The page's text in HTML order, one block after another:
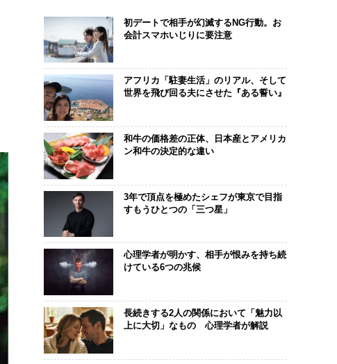
初デートで相手が幻滅するNG行動。お
会計スマホいじりに要注意
アフリカ「駐妻生活」のリアル、そして
世界を飛び回る夫にさせた『ある誓い』
和牛の価格差の正体、日本産とアメリカ
ン和牛の決定的な違い
3年で頂点を極めたシェフが東京で目指
すもうひとつの「三つ星」
心理学者が明かす、相手が恨みを持ち続
けている6つの兆候
長続きする2人の関係において「魅力以
上に大切」なもの 心理学者が解説